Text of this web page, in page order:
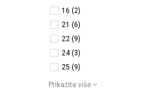
16 (2)
21 (6)
22 (9)
24 (3)
25 (9)
Prikažite više